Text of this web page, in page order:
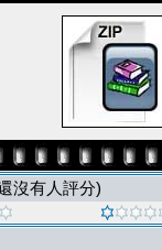
沒有人評分)